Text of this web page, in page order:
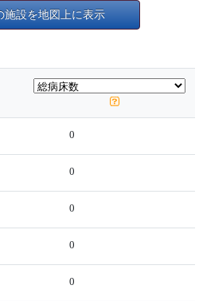
施設を地図上に表示
0
0
0
0
0